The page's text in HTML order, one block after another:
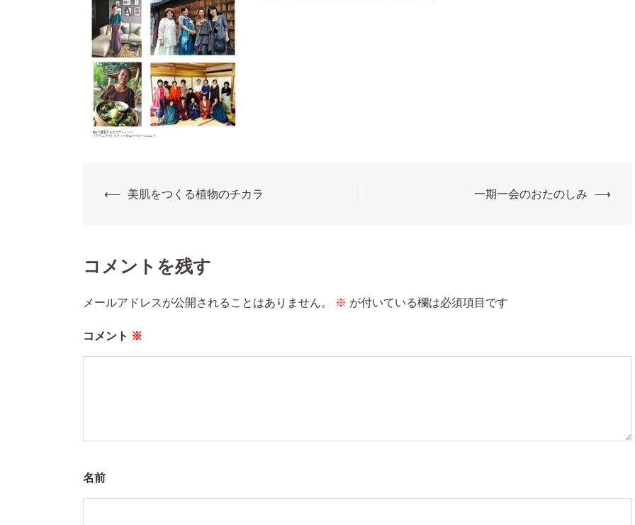
投
ナ
ビ
ゲ
ー
⟵ 美肌をつくる植物のチカラ 一期一会のおたのしみ ⟶
コメントを残す
メールアドレスが公開されることはありません。 ※ が付いている欄は必須項目です
コメント ※
名前